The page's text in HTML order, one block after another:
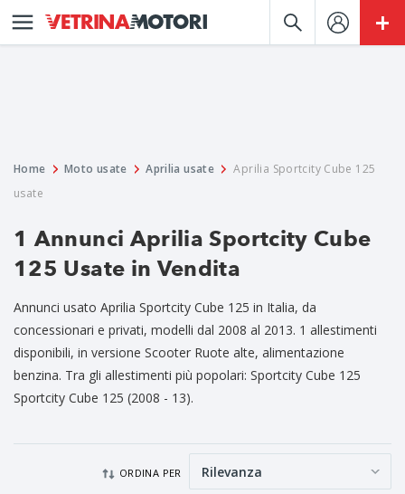
Home Moto usate Aprilia usate
Aprilia Sportcity Cube 125
usate
1 Annunci Aprilia Sportcity Cube
125 Usate in Vendita
Annunci usato Aprilia Sportcity Cube 125 in Italia, da
concessionari e privati, modelli dal 2008 al 2013. 1 allestimenti
disponibili, in versione Scooter Ruote alte, alimentazione
benzina. Tra gli allestimenti più popolari: Sportcity Cube 125
Sportcity Cube 125 (2008 - 13).
ORDINA PER